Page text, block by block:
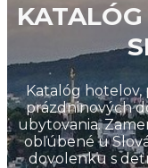
Katalóg hotelov,
prázdninových
ubytovania.
obľúbené u
dovolenku s